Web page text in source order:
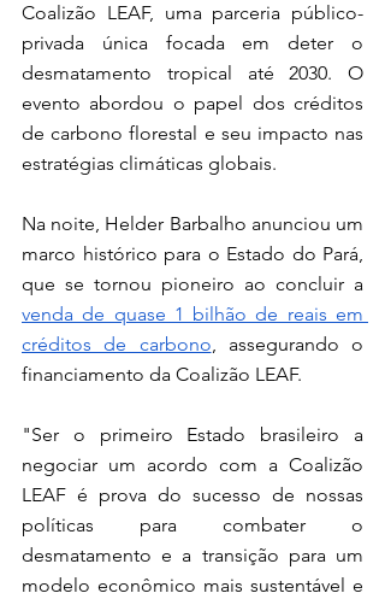
Coalizão LEAF, uma parceria público-
privada única focada em deter o
desmatamento tropical até 2030. O
evento abordou o papel dos créditos
de carbono florestal e seu impacto nas
estratégias climáticas globais.
Na noite, Helder Barbalho anunciou um
marco histórico para o Estado do Pará,
venda de quase 1 bilhão de reais em
créditos de carbono, assegurando o
financiamento da Coalizão LEAF.
"Ser o primeiro Estado brasileiro a
negociar um acordo com a Coalizão
LEAF é prova do sucesso de nossas
políticas para combater o
desmatamento e a transição para um
modelo econômico mais sustentável e